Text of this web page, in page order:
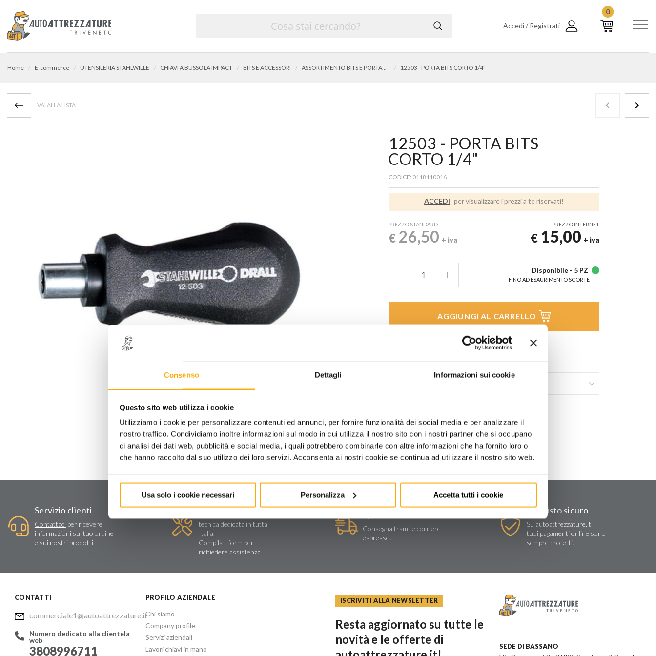
Consenso Dettagli Informazioni sui cookie
Questo sito web utilizza i cookie
Utilizziamo i cookie per personalizzare contenuti ed annunci, per fornire funzionalità dei social media e per analizzare il
nostro traffico. Condividiamo inoltre informazioni sul modo in cui utilizza il nostro sito con i nostri partner che si occupano
di analisi dei dati web, pubblicità e social media, i quali potrebbero combinarle con altre informazioni che ha fornito loro o
che hanno raccolto dal suo utilizzo dei loro servizi. Acconsenta ai nostri cookie se continua ad utilizzare il nostro sito web.
Usa solo i cookie necessari Personalizza Accetta tutti i cookie
Accedi / Registrati
0
Home E-commerce UTENSILERIA STAHLWILLE CHIAVI A BUSSOLA IMPACT BITS E ACCESSORI 12503 - PORTA BITS CORTO 1/4"
VAI ALLA LISTA
12503 - PORTA BITS
CORTO 1/4"
CODICE: 0118110016
ACCEDI per visualizzare i prezzi a te riservati!
PREZZO STANDARD
€ 26,50 + iva
PREZZO INTERNET
€15,00 + iva
Disponibile - 5 PZ
FINO AD ESAURIMENTO SCORTE
AGGIUNGI AL CARRELLO
Condividi
Servizio clienti
Contattaciper ricevere
informazioni sul tuo ordine
e sui nostri prodotti.
Assistenza tecnica
tecnica dedicata in tutta
Italia.
Compila il form per
richiedere assistenza.
Consegna tramite corriere
espresso.
Acquisto sicuro
Su autoattrezzature.it I
tuoi pagamenti online sono
sempre protetti.
CONTATTI
commerciale1@autoattrezzature.it
Numero dedicato alla clientela
web
3808996711
PROFILO AZIENDALE
Chi siamo
Company profile
Servizi aziendali
Lavori chiavi in mano
ISCRIVITI ALLA NEWSLETTER
Resta aggiornato su tutte le
novità e le offerte di
SEDE DI BASSANO